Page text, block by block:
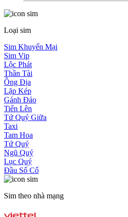
Loại sim
Sim Khuyến Mại
Sim Vip
Lộc Phát
Thần Tài
Ông Địa
Lặp Kép
Gánh Đảo
Tiến Lên
Tứ Quý Giữa
Taxi
Tam Hoa
Tứ Quý
Ngũ Quý
Lục Quý
Đầu Số Cổ
Sim theo nhà mạng